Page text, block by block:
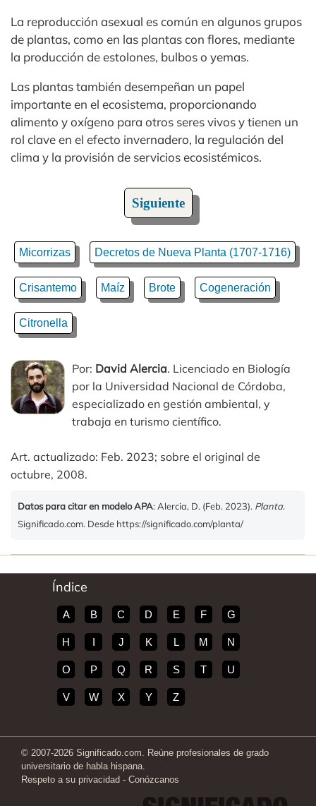
La reproducción asexual es común en algunos grupos
de plantas, como en las plantas con flores, mediante
la producción de estolones, bulbos o yemas.
Las plantas también desempeñan un papel
importante en el ecosistema, proporcionando
alimento y oxígeno para otros seres vivos y tienen un
rol clave en el efecto invernadero, la regulación del
clima y la provisión de servicios ecosistémicos.
Siguiente
Micorrizas Decretos de Nueva Planta (1707-1716)
Crisantemo Maíz Brote Cogeneración
Citronella
Por: David Alercia. Licenciado en Biología
por la Universidad Nacional de Córdoba,
especializado en gestión ambiental, y
trabaja en turismo científico.
Art. actualizado: Feb. 2023; sobre el original de
octubre, 2008.
Datos para citar en modelo APA: Alercia, D. (Feb. 2023). Planta.
Significado.com. Desde https://significado.com/planta/
Índice
A B C D E F G
H I J K L M N
O P Q R S T U
V W X Y Z
© 2007-2026 Significado.com. Reúne profesionales de grado
universitario de habla hispana.
Respeto a su privacidad - Conózcanos